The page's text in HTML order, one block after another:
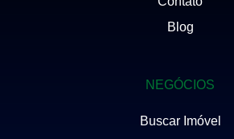
Blog
NEGÓCIOS
Buscar Imóvel